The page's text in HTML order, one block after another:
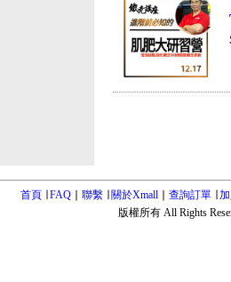
首頁∣ FAQ∣ 聯繫∣ 關於Xmall∣ 查詢訂單∣
版權所有 All Rights